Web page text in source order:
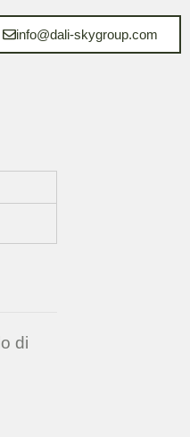
info@dali-skygroup.com
di